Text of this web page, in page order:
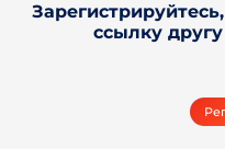
ссылку